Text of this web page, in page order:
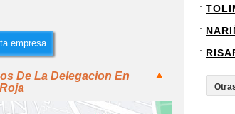
empresa
De La Delegacion En